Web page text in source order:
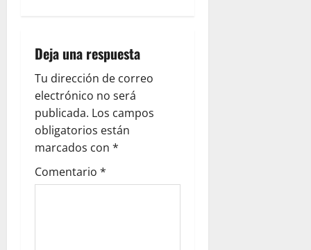
Deja una respuesta
Tu dirección de correo
electrónico no será
publicada. Los campos
obligatorios están
marcados con *
Comentario *